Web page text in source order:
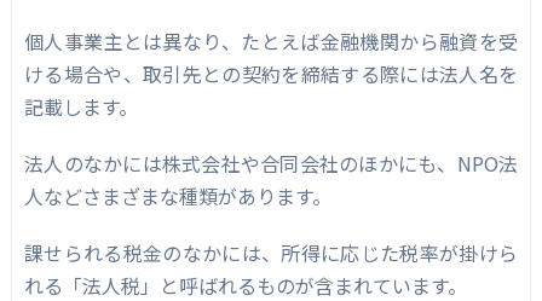
個人事業主とは異なり、たとえば金融機関から融資を受
ける場合や、取引先との契約を締結する際には法人名を
記載します。
法人のなかには株式会社や合同会社のほかにも、NPO法
人などさまざまな種類があります。
課せられる税金のなかには、所得に応じた税率が掛けら
れる「法人税」と呼ばれるものが含まれています。